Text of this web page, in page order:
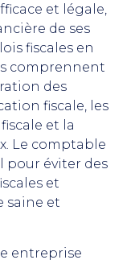
et légale,
de ses
fiscales en
comprennent
des
fiscale, les
et la
Le comptable
pour éviter des
et
saine et
entreprise